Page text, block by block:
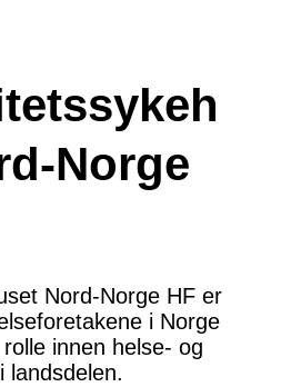
Norge
Nord-Norge HF er
i Norge
innen helse- og
landsdelen.